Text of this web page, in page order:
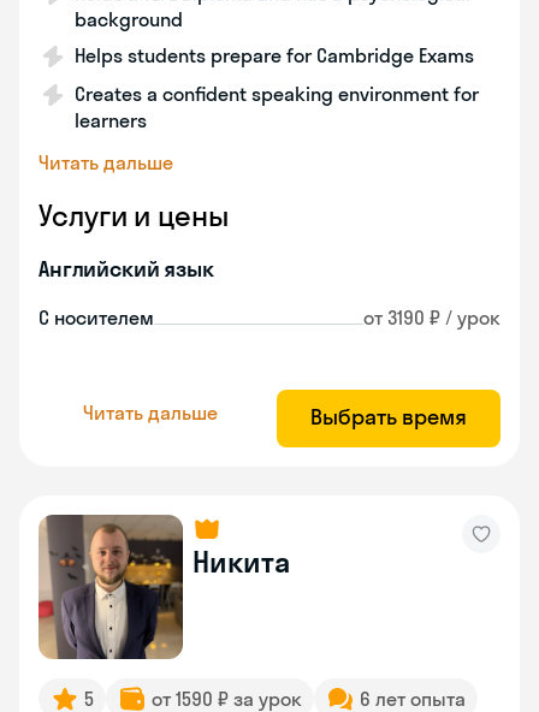
background
Helps students prepare for Cambridge Exams
Creates a confident speaking environment for
learners
Читать дальше
Услуги и цены
Английский язык
С носителем от 3190 ₽ / урок
Читать дальше Выбрать время
Никита
5 от 1590 ₽ за урок
6 лет опыта